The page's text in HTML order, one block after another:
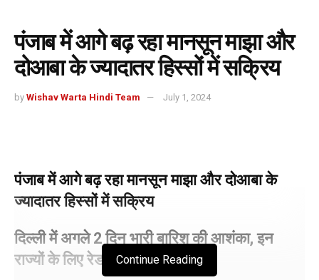
पंजाब में आगे बढ़ रहा मानसून माझा और
दोआबा के ज्यादातर हिस्सों में सक्रिय
by Wishav Warta Hindi Team July 1, 2024
पंजाब में आगे बढ़ रहा मानसून माझा और दोआबा के
ज्यादातर हिस्सों में सक्रिय
दिल्ली में अगले 2 दिन भारी बारिश की आशंका, इन
राज्यों के लिए रेड अलर्टContinue Reading